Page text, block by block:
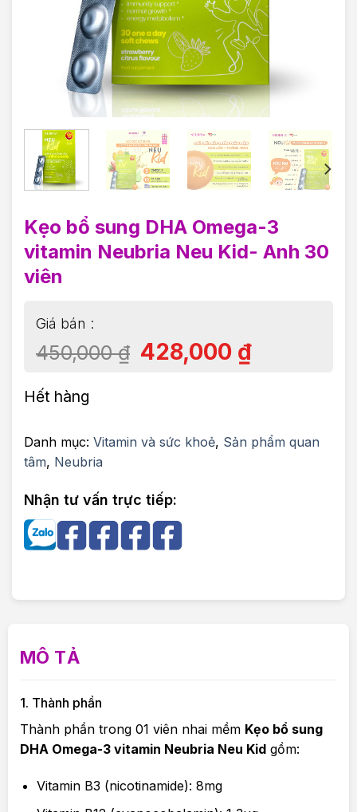
Kẹo bổ sung DHA Omega-3
vitamin Neubria Neu Kid- Anh 30
viên
450,000₫ 428,000 ₫
Hết hàng
Danh mục: Vitamin và sức khoẻ, Sản phẩm quan
tâm, Neubria
Nhận tư vấn trực tiếp:
MÔ TẢ
1. Thành phần
Thành phần trong 01 viên nhai mềm Kẹo bổ sung
DHA Omega-3 vitamin Neubria Neu Kidgồm:
Vitamin B3 (nicotinamide): 8mg